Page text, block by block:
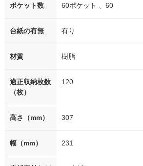
ポケット数 60ポケット 、60
台紙の有無 有り
材質 樹脂
適正収納枚数
（枚）
120
高さ（mm） 307
幅（mm） 231